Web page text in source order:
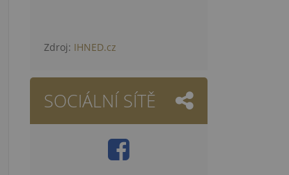
Zdroj: IHNED.cz
SOCIÁLNÍ SÍTĚ